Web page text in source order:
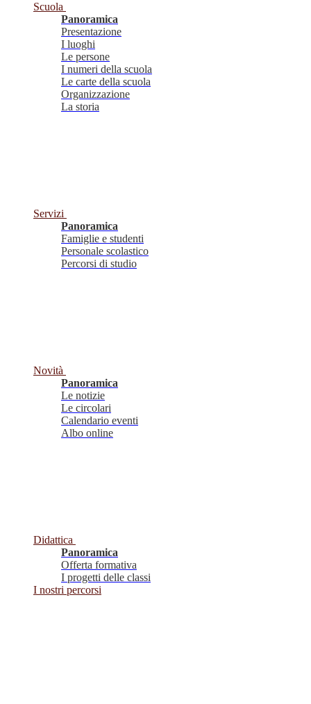
Scuola
Panoramica
Presentazione
I luoghi
Le persone
I numeri della scuola
Le carte della scuola
Organizzazione
La storia
Servizi
Panoramica
Famiglie e studenti
Personale scolastico
Percorsi di studio
Novità
Panoramica
Le notizie
Le circolari
Calendario eventi
Albo online
Didattica
Panoramica
Offerta formativa
I progetti delle classi
I nostri percorsi